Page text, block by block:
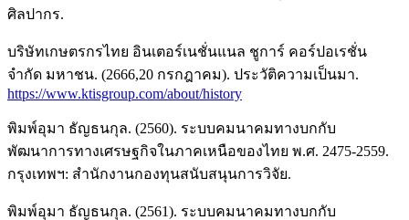
ศิลปากร.
บริษัทเกษตรกรไทย อินเตอร์เนชั่นแนล ชูการ์ คอร์ปอเรชั่น
จำกัด มหาชน. (2666,20 กรกฎาคม). ประวัติความเป็นมา.
https://www.ktisgroup.com/about/history
พิมพ์อุมา ธัญธนกุล. (2560). ระบบคมนาคมทางบกกับ
พัฒนาการทางเศรษฐกิจในภาคเหนือของไทย พ.ศ. 2475-2559.
กรุงเทพฯ: สำนักงานกองทุนสนับสนุนการวิจัย.
พิมพ์อุมา ธัญธนกุล. (2561). ระบบคมนาคมทางบกกับ